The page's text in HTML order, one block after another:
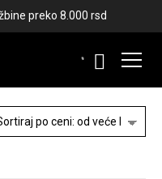
preko 8.000 rsd